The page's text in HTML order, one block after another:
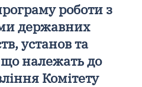
роботи з
державних
установ та
що належать до
Комітету